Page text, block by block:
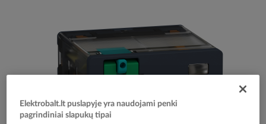
Elektrobalt.lt puslapyje yra naudojami penki
pagrindiniai slapukų tipai